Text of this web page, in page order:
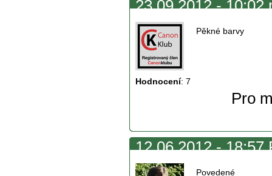
23.09.2012 -
Hodnocení: 7
Pěkné barvy
Pro
12.06.2012 -
Povedené